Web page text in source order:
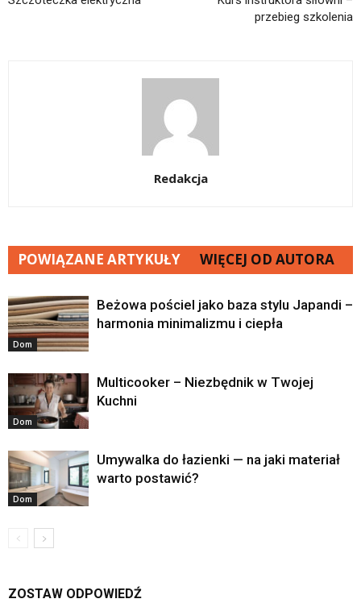
przebieg szkolenia
Redakcja
POWIĄZANE ARTYKUŁY WIĘCEJ OD AUTORA
Dom
Beżowa pościel jako baza stylu Japandi –
harmonia minimalizmu i ciepła
Dom
Multicooker – Niezbędnik w Twojej
Kuchni
Dom
Umywalka do łazienki — na jaki materiał
warto postawić?
ZOSTAW ODPOWIEDŹ